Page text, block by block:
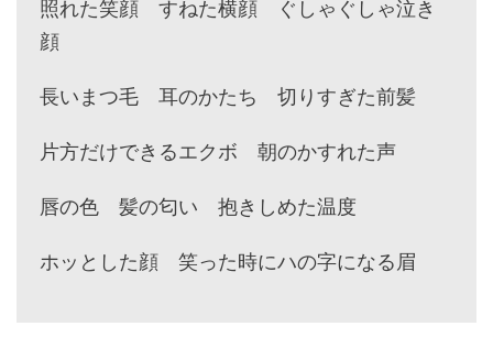
照れた笑顔 すねた横顔 ぐしゃぐしゃ泣き
顔
長いまつ毛 耳のかたち 切りすぎた前髪
片方だけできるエクボ 朝のかすれた声
唇の色 髪の匂い 抱きしめた温度
ホッとした顔 笑った時にハの字になる眉